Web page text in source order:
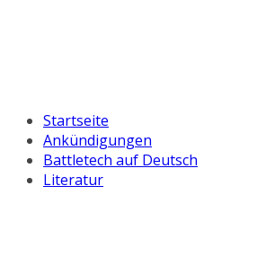
Startseite
Ankündigungen
Battletech auf Deutsch
Literatur